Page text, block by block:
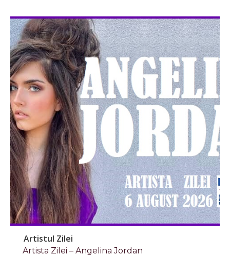
Artistul Zilei
Artista Zilei – Angelina Jordan